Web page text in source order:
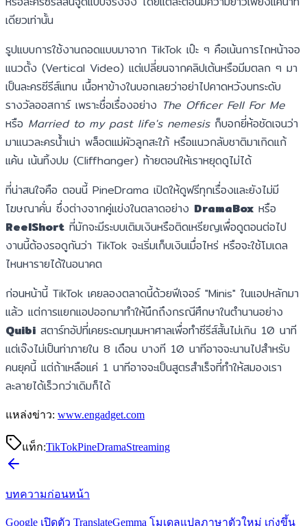
เดียวเท่านั้น
รูปแบบการใช้งานถอดแบบมาจาก TikTok เป๊ะ ๆ คือเน้นการไถหน้าจอ
แนวตั้ง (Vertical Video) แต่เปลี่ยนจากคลิปเต้นหรือมีมตลก ๆ มา
เป็นละครซีรีส์แทน เนื้อหาข้างในบอกเลยว่าอย่าไปคาดหวังบทระดับ
รางวัลออสการ์ เพราะชื่อเรื่องอย่าง The Officer Fell For Me
หรือ Married to my past life's nemesisก็บอกยี่ห้อชัดเจนว่า
มาแนวละครน้ำเน่า พล็อตแม่ผัวลูกสะใภ้ หรือแนวกลับชาติมาเกิดแก้
แค้น เน้นทิ้งปม (Cliffhanger) ท้ายตอนให้เราหยุดดูไม่ได้
ที่น่าสนใจคือ ตอนนี้ PineDrama เปิดให้ดูฟรีทุกเรื่องและยังไม่มี
โฆษณาคั่น ซึ่งต่างจากคู่แข่งในตลาดอย่าง DramaBox หรือ
ReelShort ที่มักจะมีระบบเติมเงินหรือติดเหรียญเพื่อดูตอนต่อไป
งานนี้ต้องรอดูกันว่า TikTok จะเริ่มเก็บเงินเมื่อไหร่ หรือจะใช้โมเดล
ไหนหารายได้ในอนาคต
ก่อนหน้านี้ TikTok เคยลองตลาดนี้ด้วยฟีเจอร์ "Minis" ในแอปหลักมา
แล้ว แต่การแยกแอปออกมาทำให้นึกถึงกรณีศึกษาในตำนานอย่าง
Quibi สตาร์ทอัปที่เคยระดมทุนมหาศาลเพื่อทำซีรีส์สั้นไม่เกิน 10 นาที
แต่เจ๊งไม่เป็นท่าภายใน 8 เดือน บางที 10 นาทีอาจจะนานไปสำหรับ
คนยุคนี้ แต่ถ้าเหลือแค่ 1 นาทีอาจจะเป็นสูตรสำเร็จที่ทำให้สมองเรา
ละลายได้เร็วกว่าเดิมก็ได้
แหล่งข่าว: www.engadget.com
แท็ก:TikTokPineDramaStreaming
บทความก่อนหน้า
Google เปิดตัว TranslateGemma โมเดลแปลภาษาตัวใหม่ เก่งขึ้น